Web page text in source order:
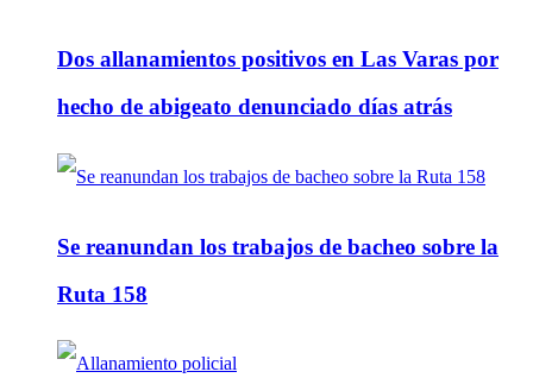
Dos allanamientos positivos en Las Varas por
hecho de abigeato denunciado días atrás
Se reanundan los trabajos de bacheo sobre la
Ruta 158